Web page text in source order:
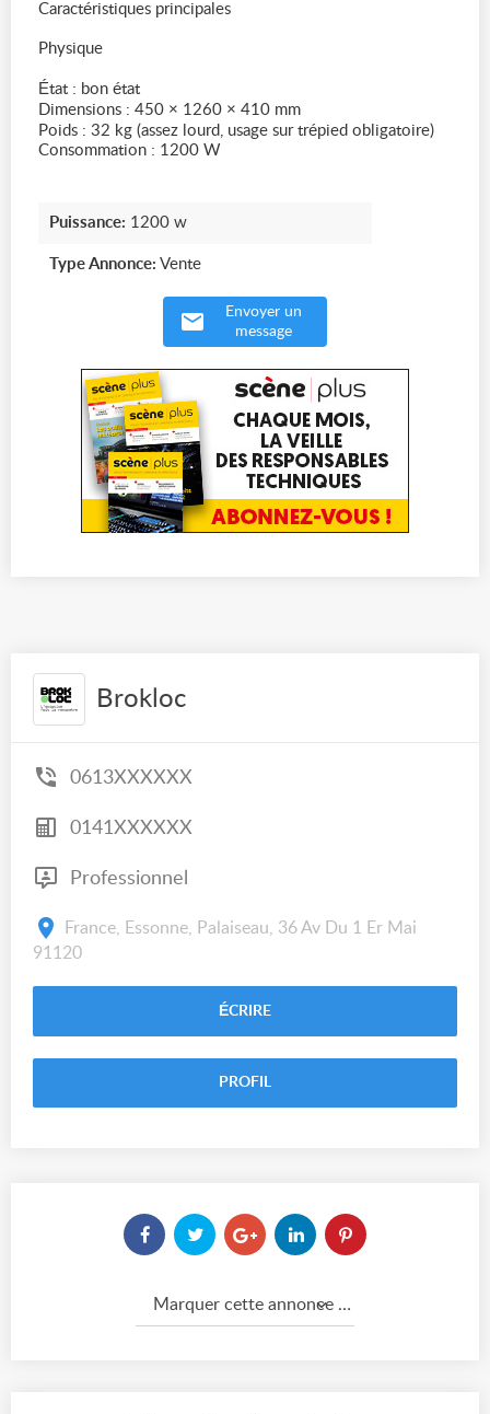
Caractéristiques principales
Physique
État : bon état
Dimensions : 450 × 1260 × 410 mm
Poids : 32 kg (assez lourd, usage sur trépied obligatoire)
Consommation : 1200 W
Puissance: 1200 w
Type Annonce: Vente
Envoyer un
message
Brokloc
0613XXXXXX
0141XXXXXX
Professionnel
France, Essonne, Palaiseau, 36 Av Du 1 Er Mai
91120
ÉCRIRE
PROFIL
Marquer cette annonce comme...